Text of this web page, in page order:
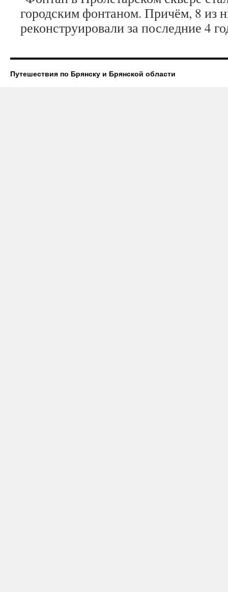
городским фонтаном. Причём, 8 из
реконструировали за последние 4
Путешествия по Брянску и Брянской области